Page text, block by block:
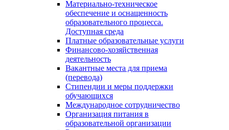
Материально-техническое
обеспечение и оснащенность
образовательного процесса.
Доступная среда
Платные образовательные услуги
Финансово-хозяйственная
деятельность
Вакантные места для приема
(перевода)
Стипендии и меры поддержки
обучающихся
Международное сотрудничество
Организация питания в
образовательной организации